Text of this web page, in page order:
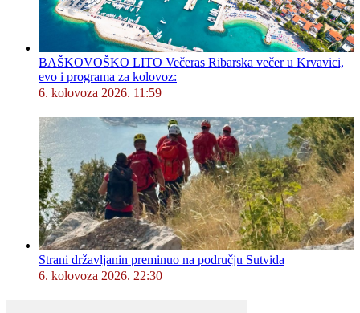
BAŠKOVOŠKO LITO Večeras Ribarska večer u Krvavici,
evo i programa za kolovoz:
6. kolovoza 2026. 11:59
Strani državljanin preminuo na području Sutvida
6. kolovoza 2026. 22:30